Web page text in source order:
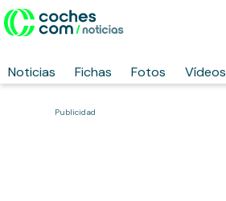
Noticias Fichas Fotos Vídeos
Publicidad